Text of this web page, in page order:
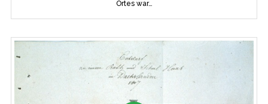
Ortes war…